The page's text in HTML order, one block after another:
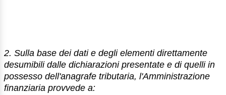
2. Sulla base dei dati e degli elementi direttamente
desumibili dalle dichiarazioni presentate e di quelli in
possesso dell'anagrafe tributaria, l'Amministrazione
finanziaria provvede a: